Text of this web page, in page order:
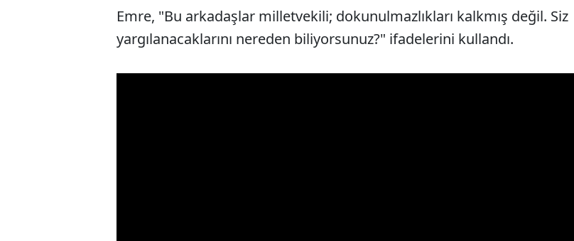
Sesi Aç
Emre, "Bu arkadaşlar milletvekili; dokunulmazlıkları kalkmış değil. Siz
yargılanacaklarını nereden biliyorsunuz?" ifadelerini kullandı.